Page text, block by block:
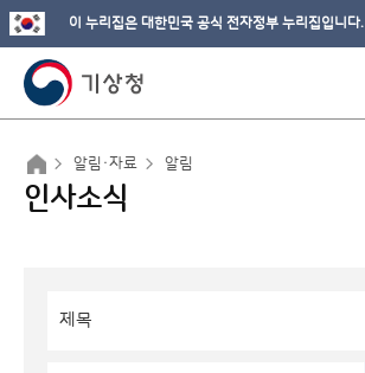
이 누리집은 대한민국 공식 전자정부 누리집입니다.
알림·자료 알림
인사소식